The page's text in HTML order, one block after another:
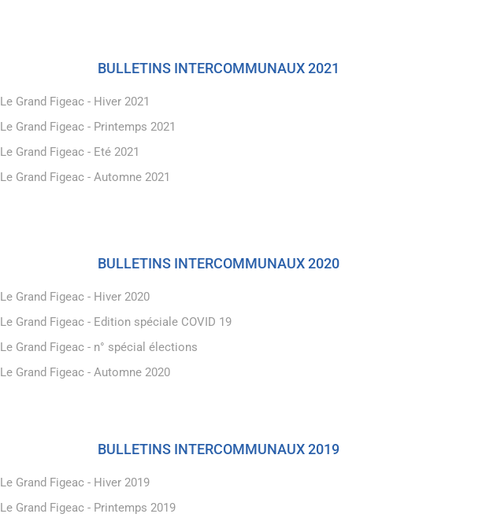
BULLETINS INTERCOMMUNAUX 2021
Le Grand Figeac - Hiver 2021
Le Grand Figeac - Printemps 2021
Le Grand Figeac - Eté 2021
Le Grand Figeac - Automne 2021
BULLETINS INTERCOMMUNAUX 2020
Le Grand Figeac - Hiver 2020
Le Grand Figeac - Edition spéciale COVID 19
Le Grand Figeac - n° spécial élections
Le Grand Figeac - Automne 2020
BULLETINS INTERCOMMUNAUX 2019
Le Grand Figeac - Hiver 2019
Le Grand Figeac - Printemps 2019